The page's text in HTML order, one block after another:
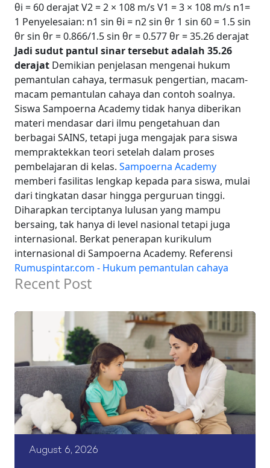
θi = 60 derajatV2 = 2 × 108 m/s V1 = 3 × 108 m/s n1=
1 Penyelesaian: n1 sin θi = n2sin θr 1 sin 60 = 1.5 sin
θrsin θr = 0.866/1.5sin θr = 0.577θr = 35.26 derajat
Jadi sudut pantul sinar tersebut adalah 35.26
derajat Demikian penjelasan mengenai hukum
pemantulan cahaya, termasuk pengertian, macam-
macam pemantulan cahaya dan contoh soalnya.
Siswa Sampoerna Academy tidak hanya diberikan
materi mendasar dari ilmu pengetahuan dan
berbagai SAINS, tetapi juga mengajak para siswa
mempraktekkan teori setelah dalam proses
pembelajaran di kelas. Sampoerna Academy
memberi fasilitas lengkap kepada para siswa, mulai
dari tingkatan dasar hingga perguruan tinggi.
Diharapkan terciptanya lulusan yang mampu
bersaing, tak hanya di level nasional tetapi juga
internasional. Berkat penerapan kurikulum
internasional di Sampoerna Academy. Referensi
Rumuspintar.com - Hukum pemantulan cahaya
Recent Post
August 6, 2026